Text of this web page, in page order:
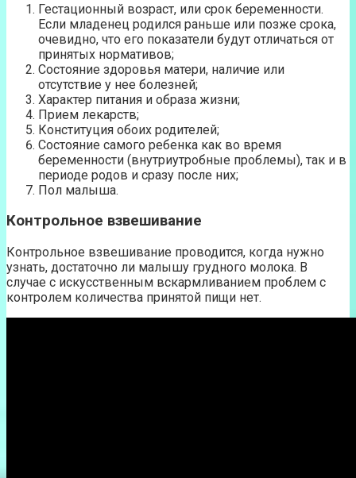
Гестационный возраст, или срок беременности.
Если младенец родился раньше или позже срока,
очевидно, что его показатели будут отличаться от
принятых нормативов;
Состояние здоровья матери, наличие или
отсутствие у нее болезней;
Характер питания и образа жизни;
Прием лекарств;
Конституция обоих родителей;
Состояние самого ребенка как во время
беременности (внутриутробные проблемы), так и в
периоде родов и сразу после них;
Пол малыша.
Контрольное взвешивание
Контрольное взвешивание проводится, когда нужно
узнать, достаточно ли малышу грудного молока. В
случае с искусственным вскармливанием проблем с
контролем количества принятой пищи нет.